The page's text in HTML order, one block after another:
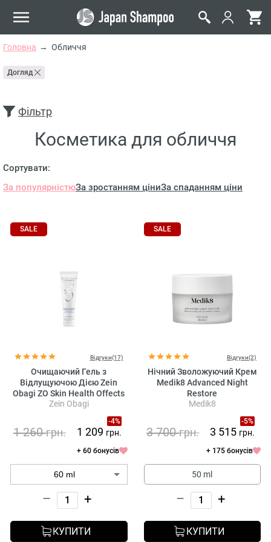
Головна Обличчя
Догляд
Фільтр
Косметика для обличчя
Сортувати:
За популярністюЗа зростанням ціниЗа спаданням ціни
SALE
Відгуки(17)
Очищаючий Гель з
Відлущуючою Дією Zein
Obagi ZO Skin Health Offects
Exfoliating Cleanser
Zein Obagi
-4%
1 260грн. 1 209 грн.
+ 60 бонусів
– +
КУПИТИ
SALE
Відгуки(2)
Нічний Зволожуючий Крем
Medik8 Advanced Night
Restore
Medik8
-5%
3 700грн. 3 515 грн.
+ 175 бонусів
50 ml
– +
КУПИТИ